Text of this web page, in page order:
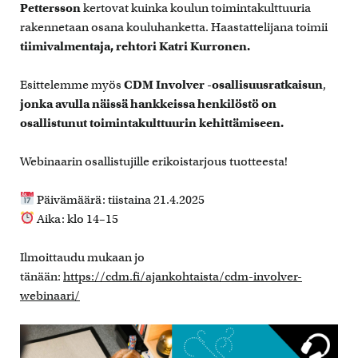
Petterssonkertovat kuinka koulun toimintakulttuuria
rakennetaan osana kouluhanketta. Haastattelijana toimii
tiimivalmentaja, rehtori Katri Kurronen.
Esittelemme myös CDM Involver -osallisuusratkaisun,
jonka avulla näissä hankkeissa henkilöstö on
osallistunut toimintakulttuurin kehittämiseen.
Webinaarin osallistujille erikoistarjous tuotteesta!
Päivämäärä: tiistaina 21.4.2025
Aika: klo 14–15
Ilmoittaudu mukaan jo
tänään: https://cdm.fi/ajankohtaista/cdm-involver-
webinaari/